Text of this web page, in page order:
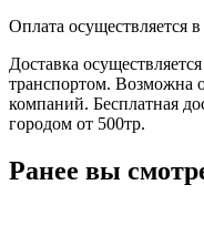
Оплата осуществляется
Доставка
транспортом. Возможна
компаний. Бесплатная
городом от 500тр.
Ранее вы